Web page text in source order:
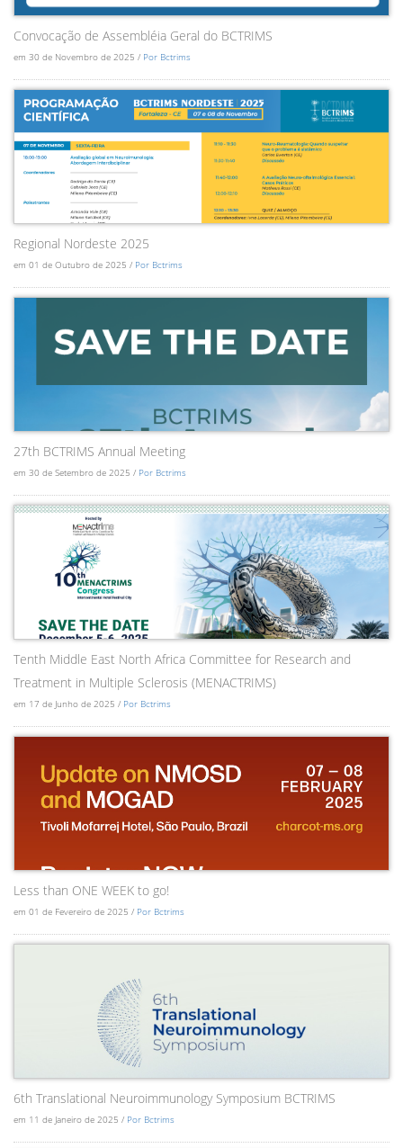
Convocação de Assembléia Geral do BCTRIMS
em 30 de Novembro de 2025 / Por Bctrims
Regional Nordeste 2025
em 01 de Outubro de 2025 / Por Bctrims
27th BCTRIMS Annual Meeting
em 30 de Setembro de 2025 / Por Bctrims
Tenth Middle East North Africa Committee for Research and
Treatment in Multiple Sclerosis (MENACTRIMS)
em 17 de Junho de 2025 / Por Bctrims
Less than ONE WEEK to go!
em 01 de Fevereiro de 2025 / Por Bctrims
6th Translational Neuroimmunology Symposium BCTRIMS
em 11 de Janeiro de 2025 / Por Bctrims